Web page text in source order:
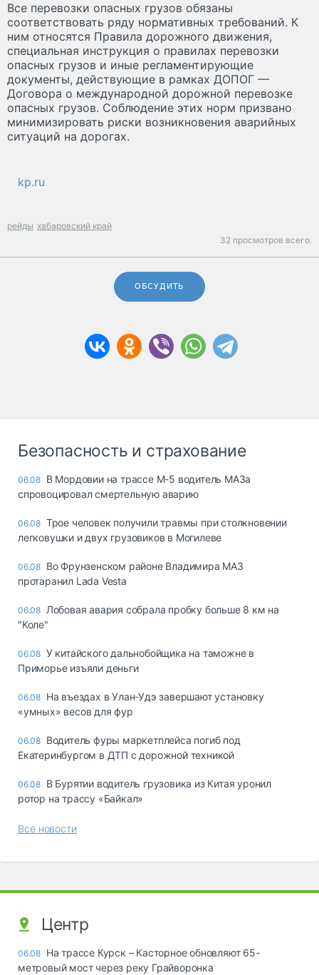
Все перевозки опасных грузов обязаны
соответствовать ряду нормативных требований. К
ним относятся Правила дорожного движения,
специальная инструкция о правилах перевозки
опасных грузов и иные регламентирующие
документы, действующие в рамках ДОПОГ —
Договора о международной дорожной перевозке
опасных грузов. Соблюдение этих норм призвано
минимизировать риски возникновения аварийных
ситуаций на дорогах.
kp.ru
рейды хабаровский край
32 просмотров всего.
ОБСУДИТЬ
Безопасность и страхование
06.08 В Мордовии на трассе М-5 водитель МАЗа
спровоцировал смертельную аварию
06.08 Трое человек получили травмы при столкновении
легковушки и двух грузовиков в Могилеве
06.08 Во Фрунзенском районе Владимира МАЗ
протаранил Lada Vesta
06.08 Лобовая авария собрала пробку больше 8 км на
"Коле"
06.08 У китайского дальнобойщика на таможне в
Приморье изъяли деньги
06.08 Ha въeздax в Улaн-Удэ зaвepшaют ycтaнoвкy
«yмныx» вecoв для фyp
06.08 Водитель фуры маркетплейса погиб под
Екатеринбургом в ДТП с дорожной техникой
06.08 В Бурятии водитель грузовика из Китая уронил
ротор на трассу «Байкал»
Все новости
Центр
06.08 На трассе Курск – Касторное обновляют 65-
метровый мост через реку Грайворонка